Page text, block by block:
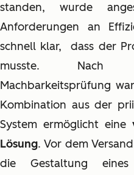
standen, wurde
Anforderungen an
schnell klar, dass der
musste. Nach
Machbarkeitsprüfung
Kombination aus der
System ermöglicht eine
Lösung. Vor dem
die Gestaltung eines